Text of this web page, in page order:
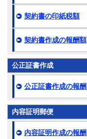
契約書の印紙税額
契約書作成の報酬額
公正証書作成
公正証書作成の報酬
内容証明郵便
内容証明作成の報酬